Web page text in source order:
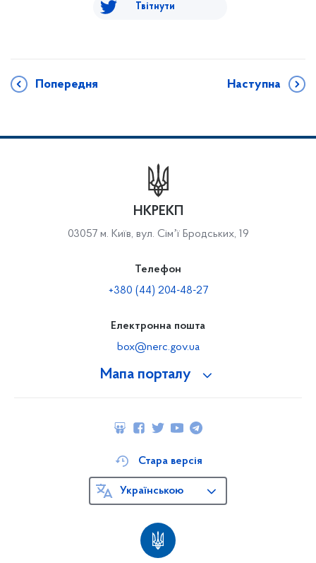
Твітнути
Попередня Наступна
Мапа порталу
НКРЕКП
03057 м. Київ, вул. Сімʼї Бродських, 19
Телефон
+380 (44) 204-48-27
Електронна пошта
box@nerc.gov.ua
Стара версія
Українською